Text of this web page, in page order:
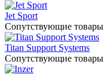
Jet Sport
Сопутствующие товары
Titan Support Systems
Сопутствующие товары